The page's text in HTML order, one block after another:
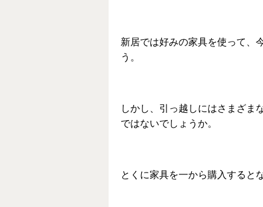
新居では好みの家具を使って、
う。
しかし、引っ越しにはさまざま
ではないでしょうか。
とくに家具を一から購入すると